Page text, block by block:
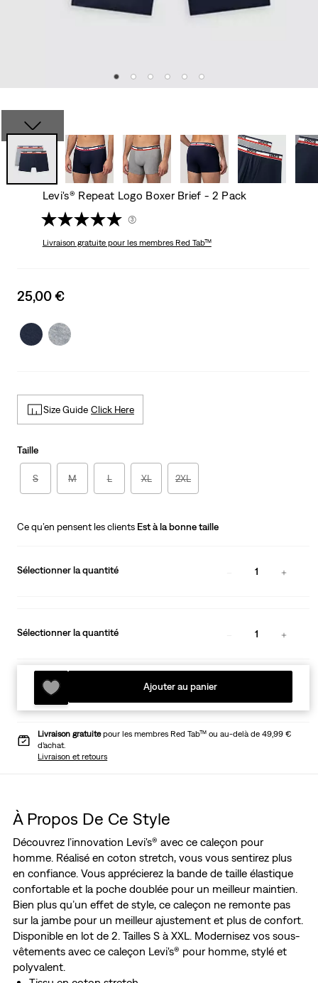
Levi's® Repeat Logo Boxer Brief - 2 Pack
(3)
Livraison gratuitepour les membres Red Tab™
Sale
is
25,00 €
Size Guide Click Here
Taille
S M L XL 2XL
Ce qu’en pensent les clients Est à la bonne taille
Sélectionner la quantité 1
Sélectionner la quantité 1
Ajouter au panier
Livraison gratuitepour les membres Red Tab™ ou au-delà de 49,99 €
d’achat.
Livraison et retours
À Propos De Ce Style
Découvrez l’innovation Levi's® avec ce caleçon pour
homme. Réalisé en coton stretch, vous vous sentirez plus
en confiance. Vous apprécierez la bande de taille élastique
confortable et la poche doublée pour un meilleur maintien.
Bien plus qu’un effet de style, ce caleçon ne remonte pas
sur la jambe pour un meilleur ajustement et plus de confort.
Disponible en lot de 2. Tailles S à XXL. Modernisez vos sous-
vêtements avec ce caleçon Levi's® pour homme, stylé et
polyvalent.